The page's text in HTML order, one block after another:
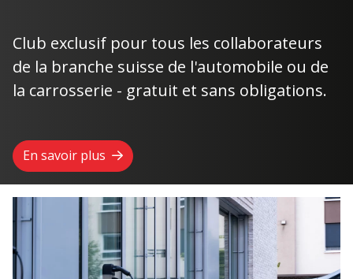
Club exclusif pour tous les collaborateurs
de la branche suisse de l'automobile ou de
la carrosserie - gratuit et sans obligations.
En savoir plus